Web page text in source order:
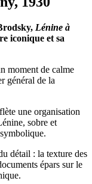
Lénine à
iconique et sa
moment de calme
général de la
une organisation
sobre et
détail : la texture des
épars sur le